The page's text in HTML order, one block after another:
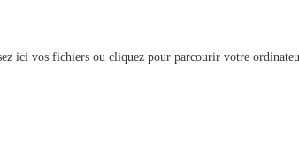
ici vos fichiers ou cliquez pour parcourir votre